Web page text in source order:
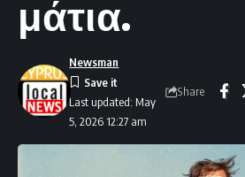
μάτια.
Last updated: May
5, 2026 12:27 am
Newsman
Share